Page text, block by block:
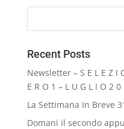
Recent Posts
Newsletter – S E L E Z I
E R O 1 – L U G L I O 2 0
La Settimana In Breve
Domani il secondo